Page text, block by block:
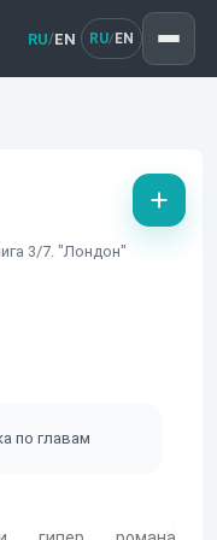
RU/EN RU/ EN
3/7. "Лондон"
по главам